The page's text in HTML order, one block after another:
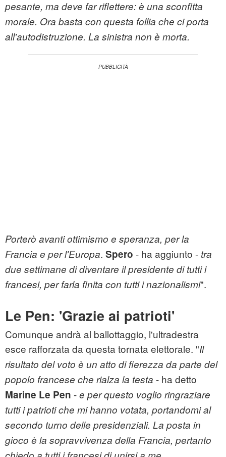
pesante, ma deve far riflettere: è una sconfitta
morale. Ora basta con questa follia che ci porta
all'autodistruzione. La sinistra non è morta.
Porterò avanti ottimismo e speranza, per la
Francia e per l'Europa. Spero - ha aggiunto - tra
due settimane di diventare il presidente di tutti i
francesi, per farla finita con tutti i nazionalismi".
Le Pen: 'Grazie ai patrioti'
Comunque andrà al ballottaggio, l'ultradestra
esce rafforzata da questa tornata elettorale. "Il
risultato del voto è un atto di fierezza da parte del
popolo francese che rialza la testa - ha detto
Marine Le Pen -e per questo voglio ringraziare
tutti i patrioti che mi hanno votata, portandomi al
secondo turno delle presidenziali. La posta in
gioco è la sopravvivenza della Francia, pertanto